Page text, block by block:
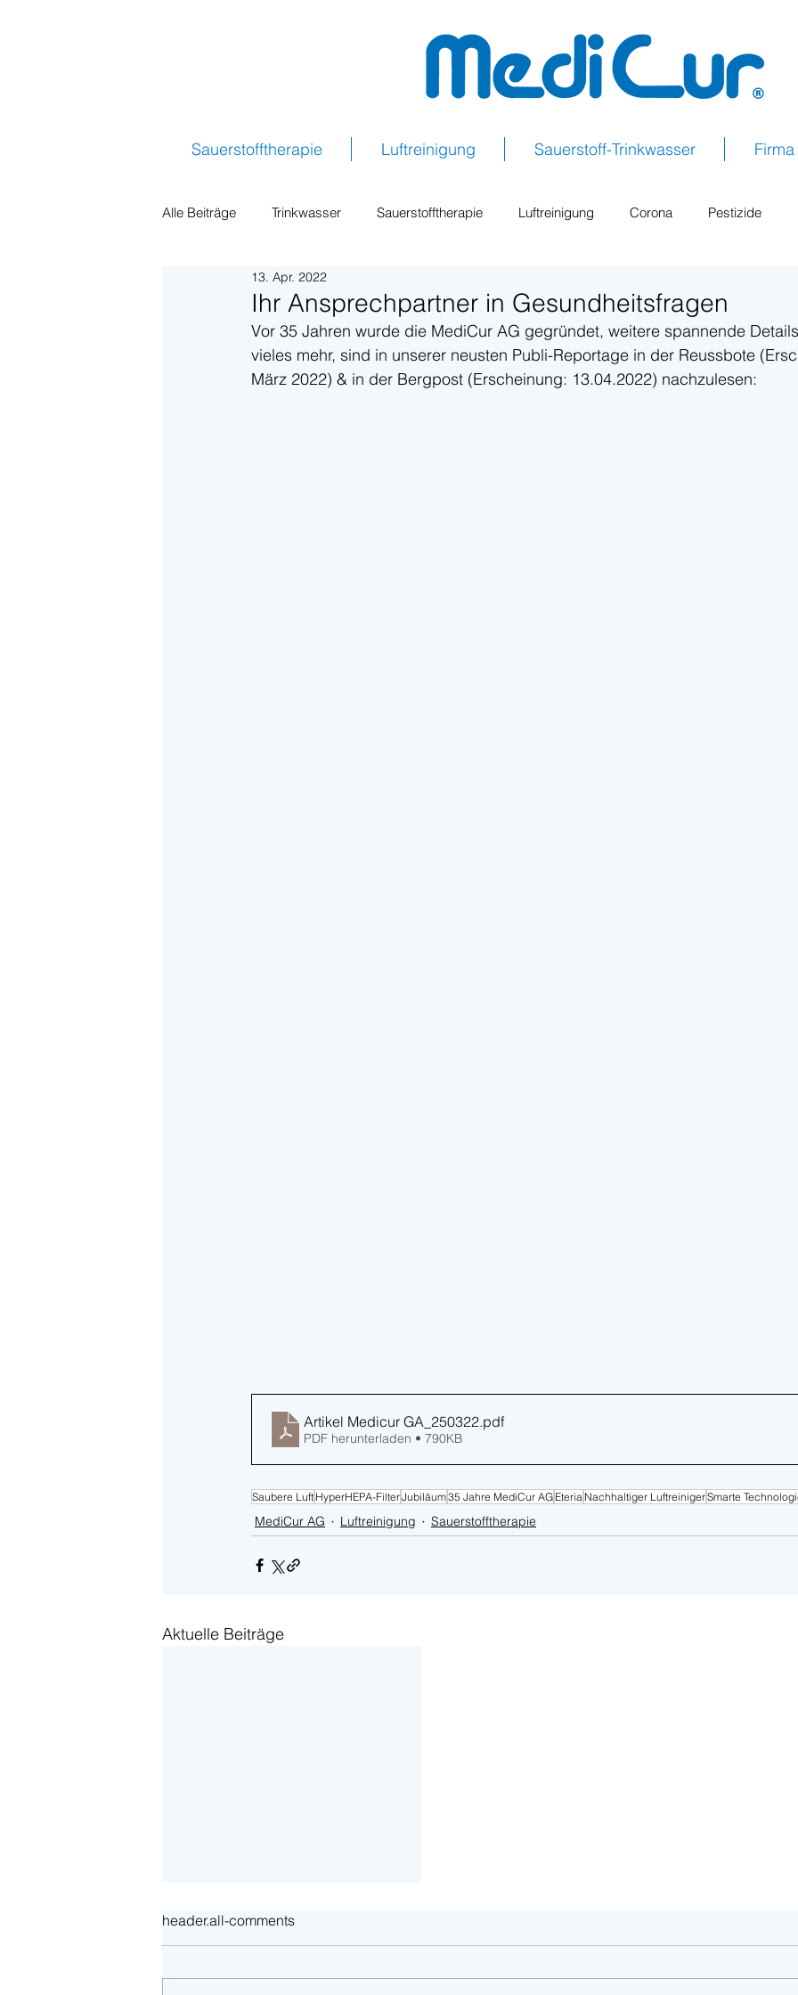
Sauerstofftherapie Luftreinigung Sauerstoff-Trinkwasser Firma
Alle Beiträge Trinkwasser Sauerstofftherapie Luftreinigung Corona Pestizide
Flugzeug
Ihr Ansprechpartner in Gesundheitsfragen
13. Apr. 2022
Vor 35 Jahren wurde die MediCur AG gegründet, weitere spannende
vieles mehr, sind in unserer neusten Publi-Reportage in der Reussbote
März 2022) & in der Bergpost (Erscheinung: 13.04.2022) nachzulesen:
Artikel Medicur GA_250322.pdf
PDF herunterladen • 790KB
Saubere Luft HyperHEPA-FilterJubiläum35 Jahre MediCur AG Eteria Nachhaltiger LuftreinigerSmarte
MediCur AG Luftreinigung Sauerstofftherapie
Aktuelle Beiträge
header.all-comments